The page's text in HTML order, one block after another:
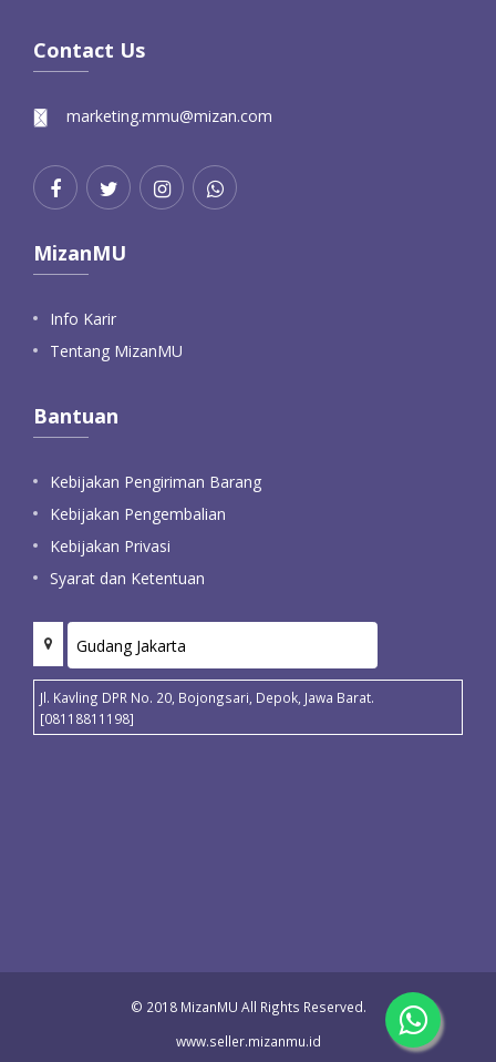
Contact Us
marketing.mmu@mizan.com
MizanMU
Info Karir
Tentang MizanMU
Bantuan
Kebijakan Pengiriman Barang
Kebijakan Pengembalian
Kebijakan Privasi
Syarat dan Ketentuan
Jl. Kavling DPR No. 20, Bojongsari, Depok, Jawa Barat.
[08118811198]
© 2018 MizanMU All Rights Reserved.
www.seller.mizanmu.id